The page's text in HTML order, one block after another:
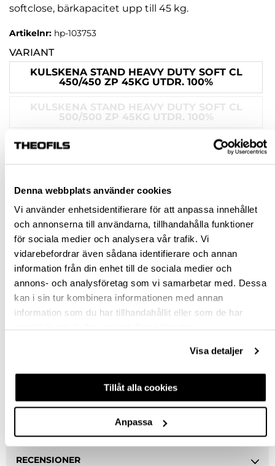
Denna webbplats använder cookies
Vi använder enhetsidentifierare för att anpassa innehållet
och annonserna till användarna, tillhandahålla funktioner
för sociala medier och analysera vår trafik. Vi
vidarebefordrar även sådana identifierare och annan
information från din enhet till de sociala medier och
annons- och analysföretag som vi samarbetar med. Dessa
kan i sin tur kombinera informationen med annan
information som du har tillhandahållit eller som de har
Visa detaljer
Tillåt alla cookies
Anpassa
softclose, bärkapacitet upp till 45 kg.
Artikelnr: hp-103753
VARIANT
KULSKENA STAND HEAVY DUTY SOFT CL
450/450 ZP 45KG UTDR. 100%
KULSKENA STAND HEAVY DUTY SOFT CL
500/500 ZP 45KG UTDR. 100%
KULSKENA STAND HEAVY DUTY SOFT CL
400/400 ZP 45KG UTDR. 100%
600/600 ZP 45KG UTDR. 100%
Rensa val
st
VÄLJ VARIANT
RECENSIONER